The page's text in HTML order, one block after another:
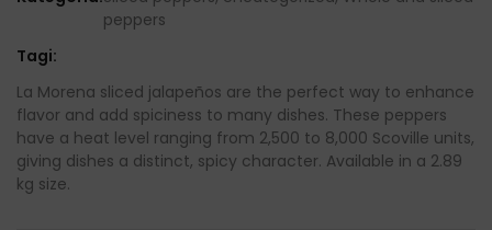
​​peppers
Tagi:
La Morena sliced jalapeños are the perfect way to enhance
flavor and add spiciness to many dishes. These peppers
have a heat level ranging from 2,500 to 8,000 Scoville units,
giving dishes a distinct, spicy character. Available in a 2.89
kg size.